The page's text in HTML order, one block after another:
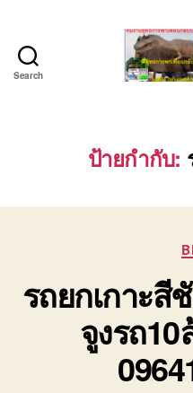
Search
ป้ายกำกับ:
รถยกเกาะสี
จูงรถ